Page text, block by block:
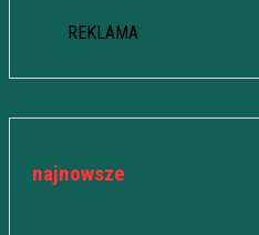
REKLAMA
najnowsze